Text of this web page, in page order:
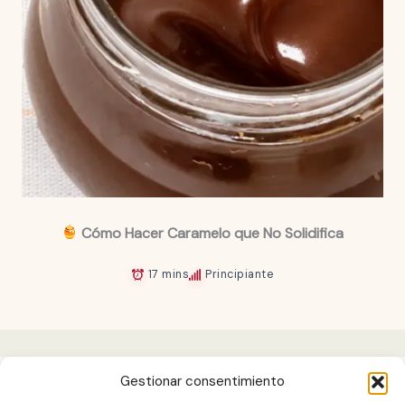
Gestionar consentimiento
Cómo Hacer Caramelo que No Solidifica
17 mins Principiante